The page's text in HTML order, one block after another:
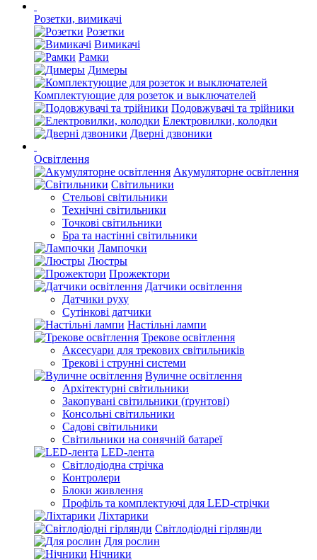
Розетки, вимикачі
Розетки
Вимикачі
Рамки
Димеры
Комплектующие для розеток и выключателей
Подовжувачі та трійники
Електровилки, колодки
Дверні дзвоники
Освітлення
Акумуляторне освітлення
Світильники
Стельові світильники
Технічні світильники
Точкові світильники
Бра та настінні світильники
Лампочки
Люстры
Прожектори
Датчики освітлення
Датчики руху
Сутінкові датчики
Настільні лампи
Трекове освітлення
Аксесуари для трекових світильників
Трекові і струнні системи
Вуличне освітлення
Архітектурні світильники
Закопувані світильники (ґрунтові)
Консольні світильники
Садові світильники
Світильники на сонячній батареї
LED-лента
Світлодіодна стрічка
Контролери
Блоки живлення
Профіль та комплектуючі для LED-стрічки
Ліхтарики
Світлодіодні гірлянди
Для рослин
Нічники